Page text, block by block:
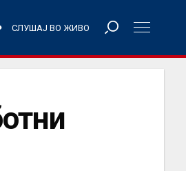
СЛУШАЈ ВО ЖИВО